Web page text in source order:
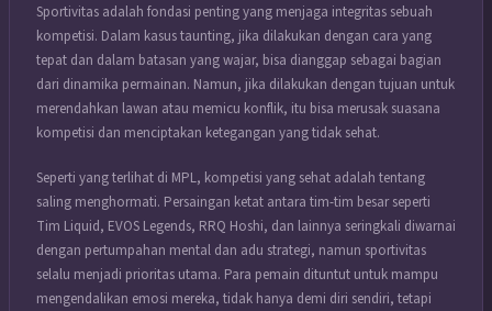
Sportivitas adalah fondasi penting yang menjaga integritas sebuah
kompetisi. Dalam kasus taunting, jika dilakukan dengan cara yang
tepat dan dalam batasan yang wajar, bisa dianggap sebagai bagian
dari dinamika permainan. Namun, jika dilakukan dengan tujuan untuk
merendahkan lawan atau memicu konflik, itu bisa merusak suasana
kompetisi dan menciptakan ketegangan yang tidak sehat.
Seperti yang terlihat di MPL, kompetisi yang sehat adalah tentang
saling menghormati. Persaingan ketat antara tim-tim besar seperti
Tim Liquid, EVOS Legends, RRQ Hoshi, dan lainnya seringkali diwarnai
dengan pertumpahan mental dan adu strategi, namun sportivitas
selalu menjadi prioritas utama. Para pemain dituntut untuk mampu
mengendalikan emosi mereka, tidak hanya demi diri sendiri, tetapi